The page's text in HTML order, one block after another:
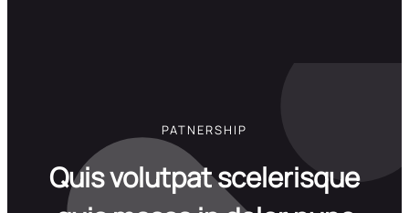
PATNERSHIP
Quis volutpat scelerisque